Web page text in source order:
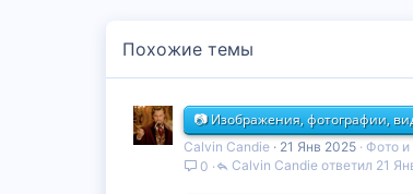
Похожие темы
📷 Изображения, фотографии,
Calvin Candie 21 Янв 2025
Фото и
0
21
Calvin Candie